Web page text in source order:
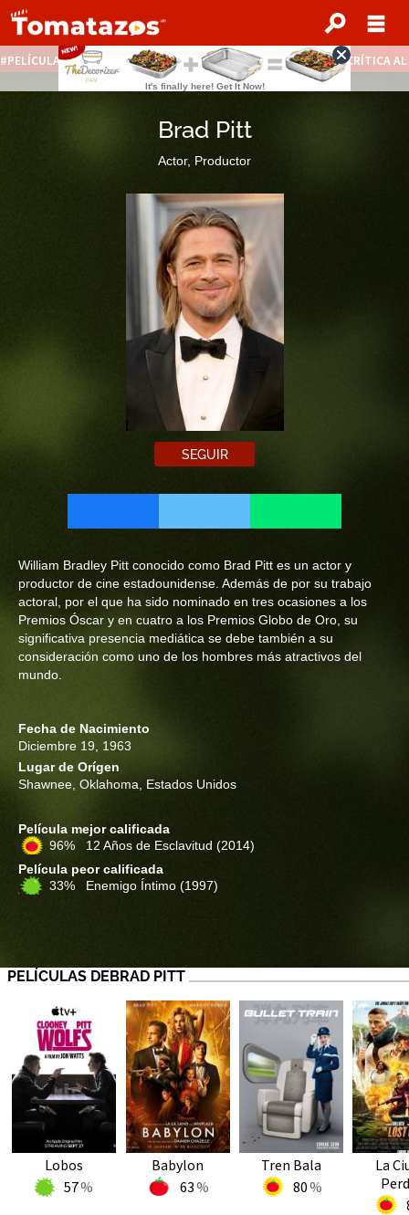
PELÍCULAS STREAMING GRATIS NOTICIAS DESTACADAS CRÍTICA
Brad Pitt
Actor, Productor
SEGUIR
William Bradley Pitt conocido como Brad Pitt es un actor y
productor de cine estadounidense. Además de por su trabajo
actoral, por el que ha sido nominado en tres ocasiones a los
Premios Óscar y en cuatro a los Premios Globo de Oro, su
significativa presencia mediática se debe también a su
consideración como uno de los hombres más atractivos del
mundo.
Fecha de Nacimiento
Diciembre 19, 1963
Lugar de Orígen
Shawnee, Oklahoma, Estados Unidos
Película mejor calificada
96% 12 Años de Esclavitud (2014)
Película peor calificada
33% Enemigo Íntimo (1997)
PELÍCULAS DEBRAD PITT
Lobos
57
Babylon
63
Tren Bala
80
La